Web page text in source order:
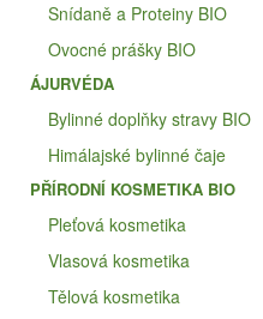
Snídaně a Proteiny BIO
Ovocné prášky BIO
ÁJURVÉDA
Bylinné doplňky stravy BIO
Himálajské bylinné čaje
PŘÍRODNÍ KOSMETIKA BIO
Pleťová kosmetika
Vlasová kosmetika
Tělová kosmetika